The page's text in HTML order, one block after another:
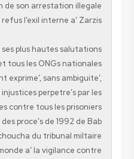
son arrestation illegale
l’exil interne a’ Zarzis.
ses plus hautes salutations
tous les ONGs nationales
sans ambiguite’,
perpetre’s par les
contre tous les prisoniers
proce’s de 1992 de Bab
du tribunal miltaire.
a’ la vigilance contre